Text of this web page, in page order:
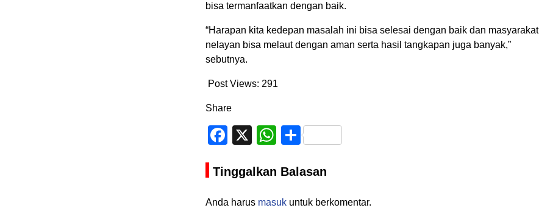
bisa termanfaatkan dengan baik.
“Harapan kita kedepan masalah ini bisa selesai dengan baik dan masyarakat
nelayan bisa melaut dengan aman serta hasil tangkapan juga banyak,”
sebutnya.
Post Views: 291
Share
Facebook
X WhatsApp
Share
Tinggalkan Balasan
Anda harus masuk untuk berkomentar.